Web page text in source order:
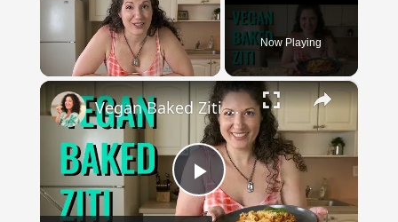
Now Playing
×
Play
Vegan Baked Ziti with Lentils, Tofu Ricotta, and Cashew Mozzarella